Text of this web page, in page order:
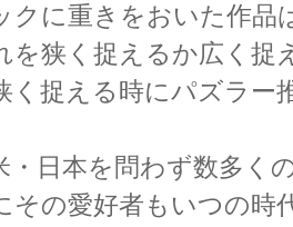
クに重きをおいた作品
を狭く捉えるか広く捉
く捉える時にパズラー
・日本を問わず数多く
その愛好者もいつの時